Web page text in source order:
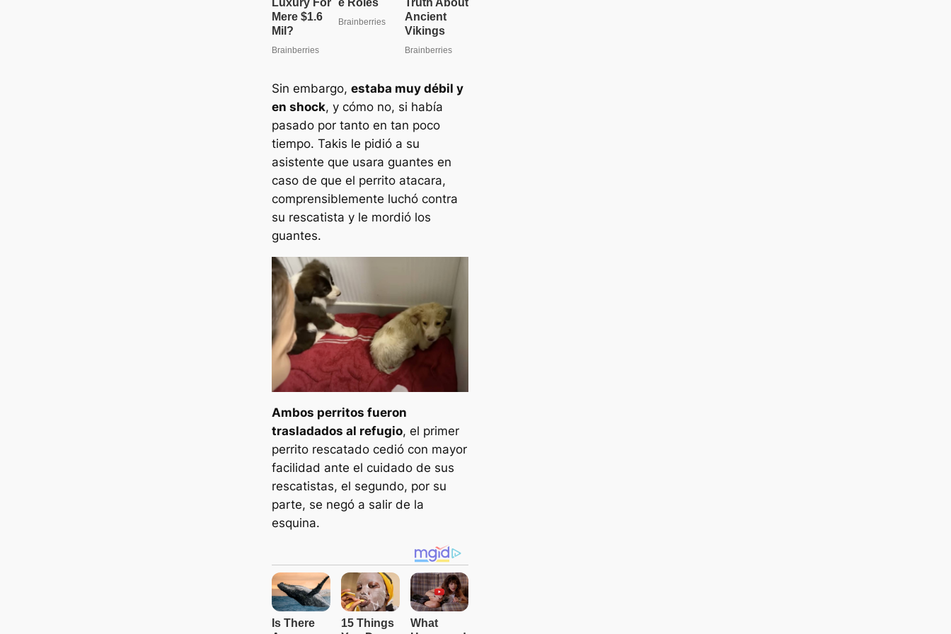
Sin embargo, estaba muy débil y
en shock, y cómo no, si había
pasado por tanto en tan poco
tiempo. Takis le pidió a su
asistente que usara guantes en
caso de que el perrito atacara,
comprensiblemente luchó contra
su rescatista y le mordió los
guantes.
Ambos perritos fueron
trasladados al refugio, el primer
perrito rescatado cedió con mayor
facilidad ante el cuidado de sus
rescatistas, el segundo, por su
parte, se negó a salir de la
esquina.